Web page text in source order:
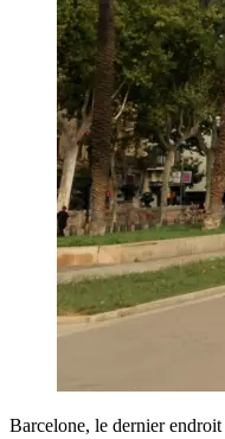
Barcelone, le dernier